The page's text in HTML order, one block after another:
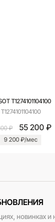
T1274101104100
T1274101104100
₽ 55 200 ₽
9 200 ₽/мес
новинках и